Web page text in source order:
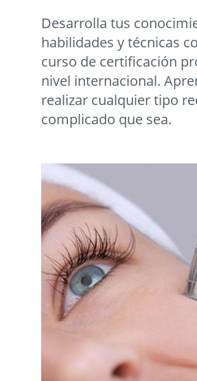
Desarrolla tus
habilidades y técnicas
curso de certificación
nivel internacional.
realizar cualquier tipo
complicado que sea.